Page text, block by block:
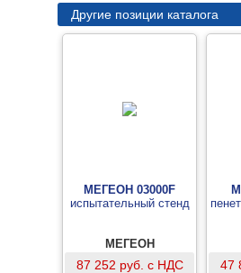
Другие позиции каталога
МЕГЕОН 03000F
испытательный стенд
МЕГЕОН
87 252 руб. с НДС 47